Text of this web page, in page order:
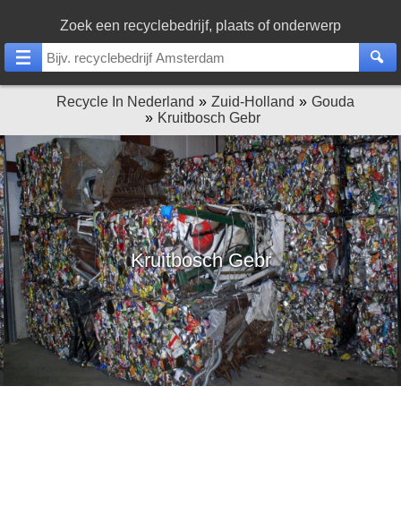
Zoek een recyclebedrijf, plaats of onderwerp
Recycle In Nederland Zuid-Holland
Gouda
Kruitbosch Gebr
Kruitbosch Gebr